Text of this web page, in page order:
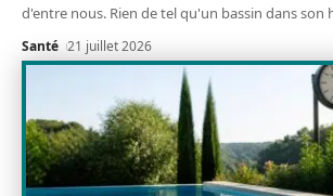
d'entre nous. Rien de tel qu'un bassin dans son
Santé 21 juillet 2026